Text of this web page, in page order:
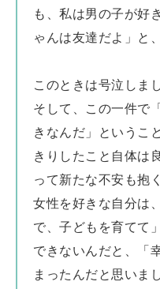
も、私は男の子が好
ゃんは友達だよ」と
このときは号泣しま
そして、この一件で
きなんだ」というこ
きりしたこと自体は
って新たな不安も抱
女性を好きな自分は
で、子どもを育てて
できないんだと、「
まったんだと思いまし